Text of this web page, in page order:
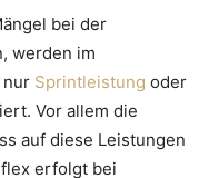
bei der
werden im
nur Sprintleistung oder
Vor allem die
auf diese Leistungen
erfolgt bei